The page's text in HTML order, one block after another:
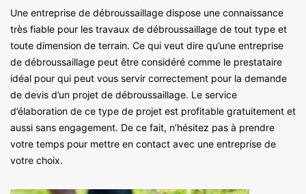
Une entreprise de débroussaillage dispose une connaissance
très fiable pour les travaux de débroussaillage de tout type et
toute dimension de terrain. Ce qui veut dire qu’une entreprise
de débroussaillage peut être considéré comme le prestataire
idéal pour qui peut vous servir correctement pour la demande
de devis d’un projet de débroussaillage. Le service
d’élaboration de ce type de projet est profitable gratuitement et
aussi sans engagement. De ce fait, n’hésitez pas à prendre
votre temps pour mettre en contact avec une entreprise de
votre choix.